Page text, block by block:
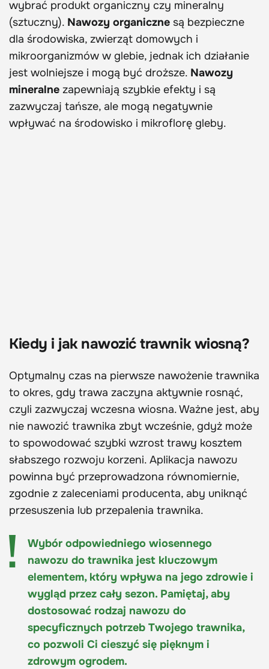
wybrać produkt organiczny czy mineralny
(sztuczny). Nawozy organiczne są bezpieczne
dla środowiska, zwierząt domowych i
mikroorganizmów w glebie, jednak ich działanie
jest wolniejsze i mogą być droższe. Nawozy
mineralne zapewniają szybkie efekty i są
zazwyczaj tańsze, ale mogą negatywnie
wpływać na środowisko i mikroflorę gleby.
Kiedy i jak nawozić trawnik wiosną?
Optymalny czas na pierwsze nawożenie trawnika
to okres, gdy trawa zaczyna aktywnie rosnąć,
czyli zazwyczaj wczesna wiosna. Ważne jest, aby
nie nawozić trawnika zbyt wcześnie, gdyż może
to spowodować szybki wzrost trawy kosztem
słabszego rozwoju korzeni. Aplikacja nawozu
powinna być przeprowadzona równomiernie,
zgodnie z zaleceniami producenta, aby uniknąć
przesuszenia lub przepalenia trawnika.
Wybór odpowiedniego wiosennego
nawozu do trawnika jest kluczowym
elementem, który wpływa na jego zdrowie i
wygląd przez cały sezon. Pamiętaj, aby
dostosować rodzaj nawozu do
specyficznych potrzeb Twojego trawnika,
co pozwoli Ci cieszyć się pięknym i
zdrowym ogrodem.